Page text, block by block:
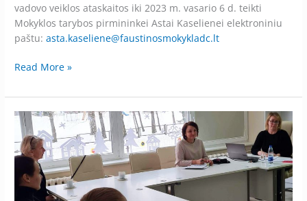
vadovo veiklos ataskaitos iki 2023 m. vasario 6 d. teikti
Mokyklos tarybos pirmininkei Astai Kaselienei elektroniniu
paštu:asta.kaseliene@faustinosmokykladc.lt
Read More »
Socialinio
emocinio
ugdymo
programos
įgyvendinimas
mokykloje